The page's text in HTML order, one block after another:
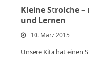
Kleine Strolche
und Lernen
10. März 2015
Unsere Kita hat einen